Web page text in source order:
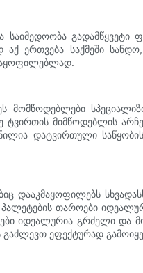
ერთვება საქმეში
მომწოდებლები
მიმწოდებლის
დატვირთული
თაროები
იდეალურია გრძელი და
გაძლევთ ეფექტურად